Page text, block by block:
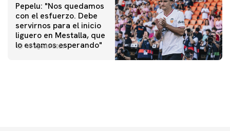
Pepelu: "Nos quedamos
con el esfuerzo. Debe
servirnos para el inicio
liguero en Mestalla, que
lo estamos esperando"
08 agosto 2026
PRIMER EQUIPO
Las fotos del Valencia CF-Newcastle United FC
PRIMER EQUIPO
MESTALLA 📍